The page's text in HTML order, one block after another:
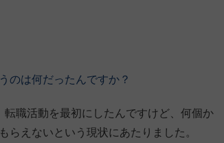
のは何だったんですか？
職活動を最初にしたんですけど、何個か
らえないという現状にあたりました。